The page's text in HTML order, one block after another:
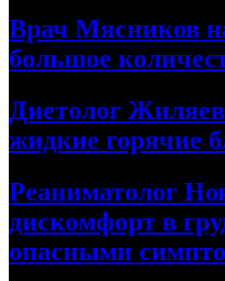
Врач Мясников
большое
Диетолог
жидкие горячие
Реаниматолог
дискомфорт в
опасными